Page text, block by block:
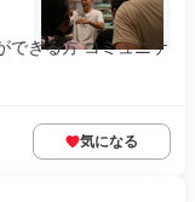
できる方 コミュニケ
気になる